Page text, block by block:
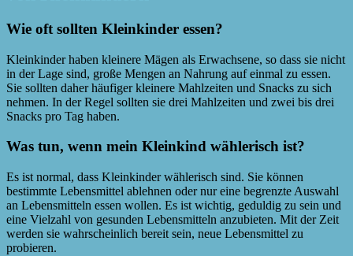
Wie oft sollten Kleinkinder essen?
Kleinkinder haben kleinere Mägen als Erwachsene, so dass sie nicht
in der Lage sind, große Mengen an Nahrung auf einmal zu essen.
Sie sollten daher häufiger kleinere Mahlzeiten und Snacks zu sich
nehmen. In der Regel sollten sie drei Mahlzeiten und zwei bis drei
Snacks pro Tag haben.
Was tun, wenn mein Kleinkind wählerisch ist?
Es ist normal, dass Kleinkinder wählerisch sind. Sie können
bestimmte Lebensmittel ablehnen oder nur eine begrenzte Auswahl
an Lebensmitteln essen wollen. Es ist wichtig, geduldig zu sein und
eine Vielzahl von gesunden Lebensmitteln anzubieten. Mit der Zeit
werden sie wahrscheinlich bereit sein, neue Lebensmittel zu
probieren.